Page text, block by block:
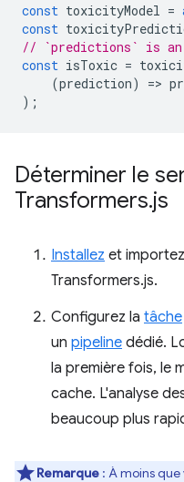
const toxicityModel =
const
// `predictions` is
const isToxic =
(prediction) =>
);
Déterminer le
Transformers.js
Installez et
Transformers.js.
Configurez la tâche
un pipeline dédié.
la première fois, le
cache. L'analyse
beaucoup plus
Remarque : À moins